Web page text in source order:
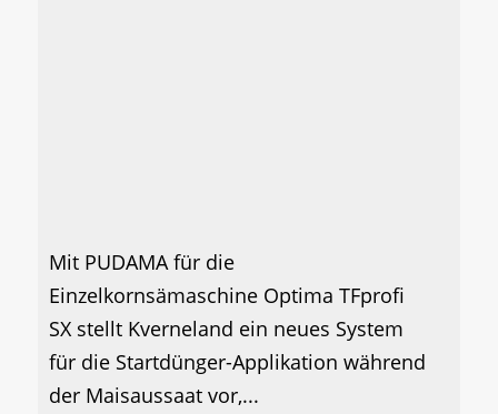
Mit PUDAMA für die
Einzelkornsämaschine Optima TFprofi
SX stellt Kverneland ein neues System
für die Startdünger-Applikation während
der Maisaussaat vor,...